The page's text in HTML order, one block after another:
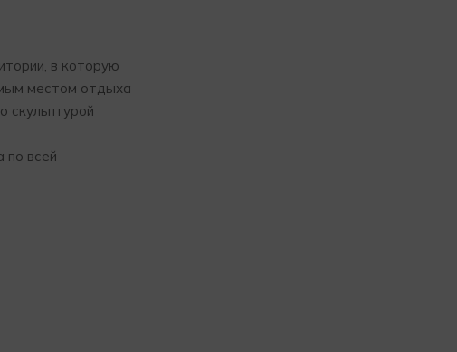
в которую
местом отдыха
скульптурой
по всей